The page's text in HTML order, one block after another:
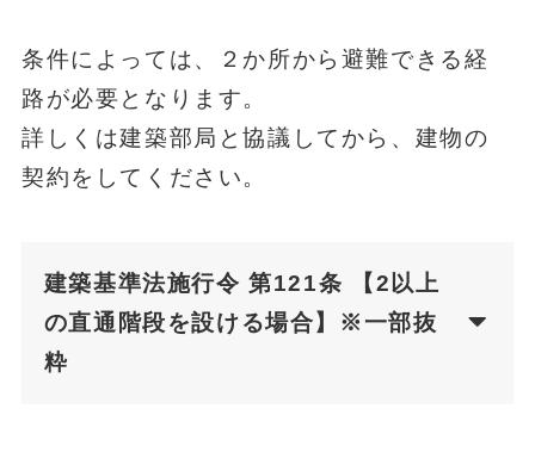
条件によっては、２か所から避難できる経
路が必要となります。
詳しくは建築部局と協議してから、建物の
契約をしてください。
建築基準法施行令 第121条 【2以上
の直通階段を設ける場合】※一部抜
粋